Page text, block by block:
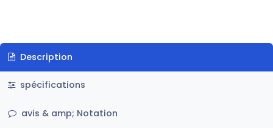
Description
spécifications
avis & amp; Notation